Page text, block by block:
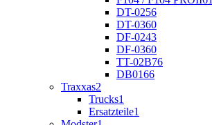
DT-0256
DT-0360
DF-0243
DF-0360
TT-02B76
DB0166
Traxxas2
Trucks1
Ersatzteile1